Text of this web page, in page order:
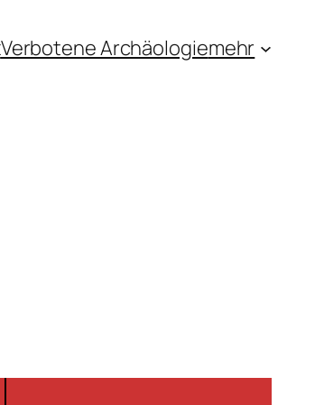
Verbotene Archäologiemehr